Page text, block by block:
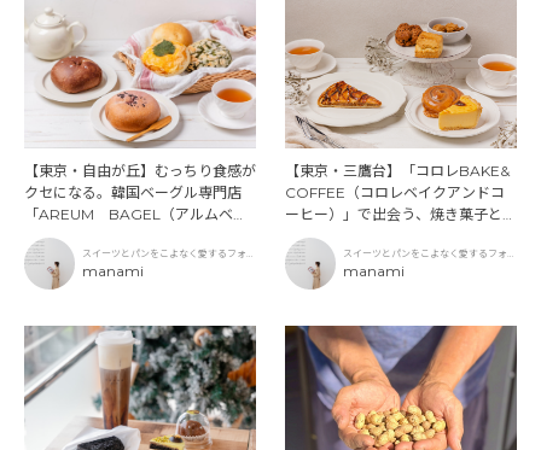
【東京・自由が丘】むっちり食感が
クセになる。韓国ベーグル専門店
「AREUM BAGEL（アルムベー
グル）」
スイーツとパンをこよなく愛するフォト
グラファー
manami
【東京・三鷹台】「コロレBAKE&
COFFEE（コロレベイクアンドコ
ーヒー）」で出会う、焼き菓子とパ
ンのやさしい時間
スイーツとパンをこよなく愛するフォト
グラファー
manami